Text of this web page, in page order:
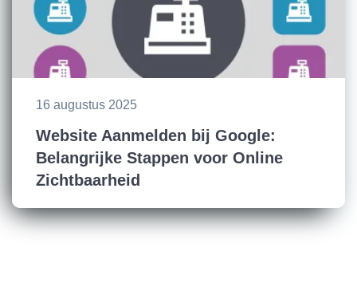
16 augustus 2025
Website Aanmelden bij Google:
Belangrijke Stappen voor Online
Zichtbaarheid